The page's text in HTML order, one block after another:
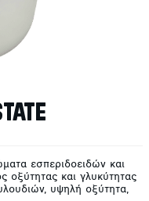
εσπεριδοειδών και
οξύτητας και γλυκύτητας
υψηλή οξύτητα,